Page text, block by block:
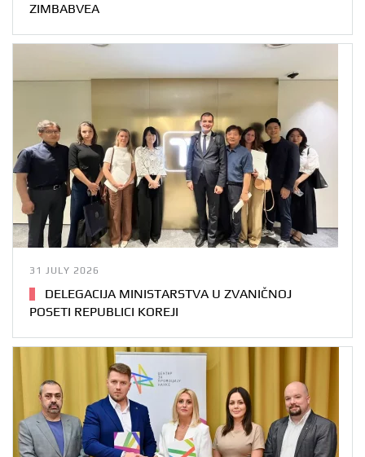
ZIMBABVEA
31 JULY 2026
DELEGACIJA MINISTARSTVA U ZVANIČNOJ
POSETI REPUBLICI KOREJI